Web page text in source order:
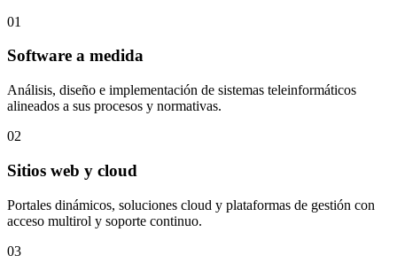
01
Software a medida
Análisis, diseño e implementación de sistemas teleinformáticos
alineados a sus procesos y normativas.
02
Sitios web y cloud
Portales dinámicos, soluciones cloud y plataformas de gestión con
acceso multirol y soporte continuo.
03